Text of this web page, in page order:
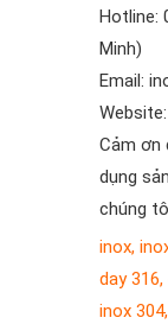
Hotline:
Minh)
Email:
Website:
Cảm ơn
dụng
chúng
inox,
day 316,
inox 304,